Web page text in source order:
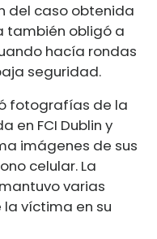
del caso obtenida
también obligó a
hacía rondas
seguridad.
fotografías de la
en FCI Dublin y
imágenes de sus
celular. La
varias
víctima en su